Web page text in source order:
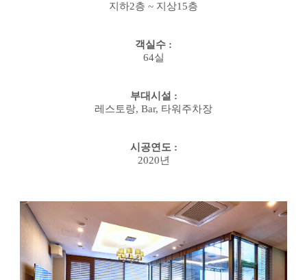
지하2층 ~ 지상15층
객실수 :
64실
부대시설 :
레스토랑, Bar, 타워주차장
시공연도 :
2020년